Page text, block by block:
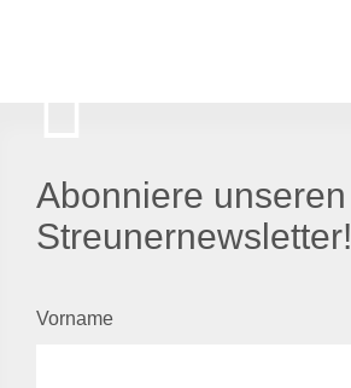
Abonniere unseren
Streunernewsletter!
Vorname